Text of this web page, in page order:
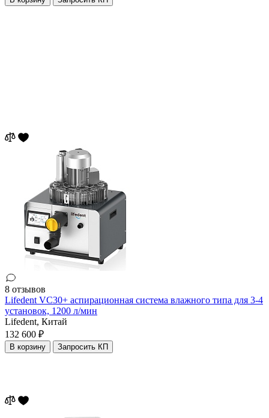
8 отзывов
Lifedent VC30+ аспирационная система влажного типа для 3-4
установок, 1200 л/мин
Lifedent, Китай
132 600 ₽
В корзину Запросить КП